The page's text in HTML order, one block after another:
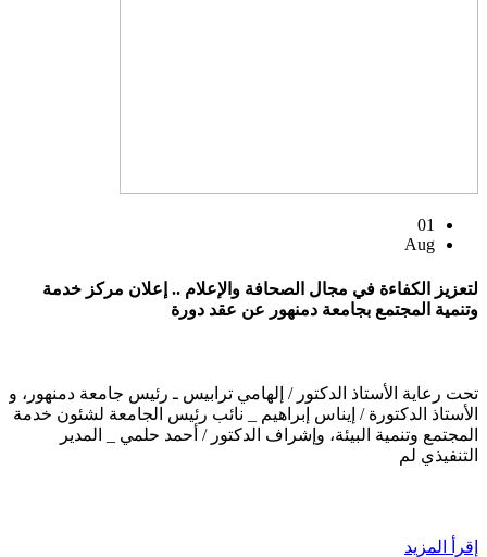
01
Aug
لتعزيز الكفاءة في مجال الصحافة والإعلام .. إعلان مركز خدمة
وتنمية المجتمع بجامعة دمنهور عن عقد دورة
تحت رعاية الأستاذ الدكتور / إلهامي ترابيس ـ رئيس جامعة دمنهور، و
الأستاذ الدكتورة / إيناس إبراهيم _ نائب رئيس الجامعة لشئون خدمة
المجتمع وتنمية البيئة، وإشراف الدكتور / أحمد حلمي _ المدير
التنفيذي لم
إقرأ المزيد